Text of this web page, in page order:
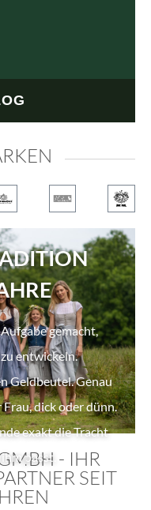
gemacht,
entwickeln.
Geldbeutel. Genau
dick oder dünn.
exakt die Tracht
passt. - IHR
SEIT